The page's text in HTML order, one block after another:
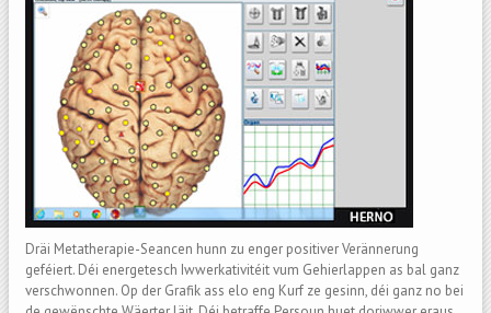
Dräi Metatherapie-Seancen hunn zu enger positiver Verännerung
geféiert. Déi energetesch Iwwerkativitéit vum Gehierlappen as bal ganz
verschwonnen. Op der Grafik ass elo eng Kurf ze gesinn, déi ganz no bei